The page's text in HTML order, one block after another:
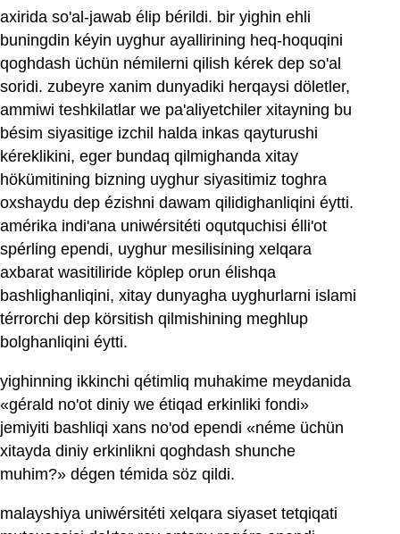
axirida so'al-jawab élip bérildi. bir yighin ehli
buningdin kéyin uyghur ayallirining heq-hoquqini
qoghdash üchün némilerni qilish kérek dep so'al
soridi. zubeyre xanim dunyadiki herqaysi döletler,
ammiwi teshkilatlar we pa'aliyetchiler xitayning bu
bésim siyasitige izchil halda inkas qayturushi
kéreklikini, eger bundaq qilmighanda xitay
hökümitining bizning uyghur siyasitimiz toghra
oxshaydu dep ézishni dawam qilidighanliqini éytti.
amérika indi'ana uniwérsitéti oqutquchisi élli'ot
spérling ependi, uyghur mesilisining xelqara
axbarat wasitiliride köplep orun élishqa
bashlighanliqini, xitay dunyagha uyghurlarni islami
térrorchi dep körsitish qilmishining meghlup
bolghanliqini éytti.
yighinning ikkinchi qétimliq muhakime meydanida
«gérald no'ot diniy we étiqad erkinliki fondi»
jemiyiti bashliqi xans no'od ependi «néme üchün
xitayda diniy erkinlikni qoghdash shunche
muhim?» dégen témida söz qildi.
malayshiya uniwérsitéti xelqara siyaset tetqiqati